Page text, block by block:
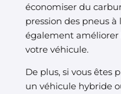
économiser du
pression des pneus
également améliorer
votre véhicule.
De plus, si vous êtes
un véhicule hybride